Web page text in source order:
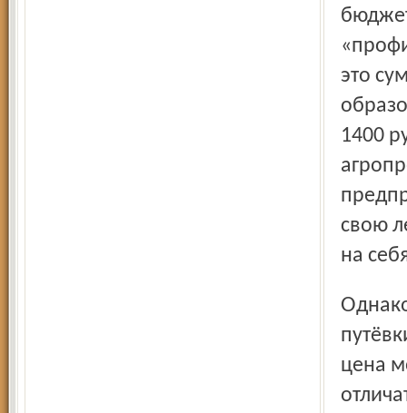
это
1400
свою
на
Однако лагерь может установить и коммерческую цену на
цена